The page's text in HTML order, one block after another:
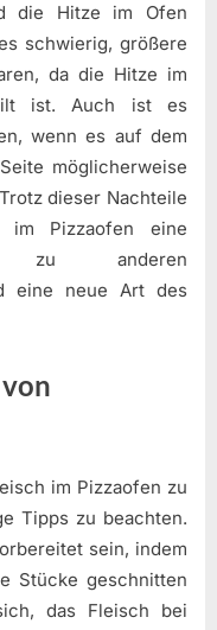
die Hitze im Ofen
schwierig, größere
da die Hitze im
ist. Auch ist es
wenn es auf dem
möglicherweise
dieser Nachteile
im Pizzaofen eine
zu anderen
eine neue Art des
im Pizzaofen zu
Tipps zu beachten.
sein, indem
Stücke geschnitten
das Fleisch bei